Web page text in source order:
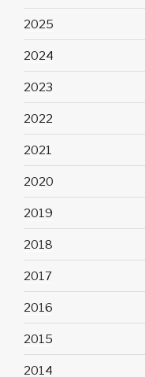
2025
2024
2023
2022
2021
2020
2019
2018
2017
2016
2015
2014